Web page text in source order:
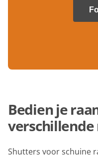
Bedien je
Shutters voor schuine